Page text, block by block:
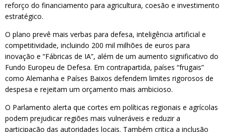
reforço do financiamento para agricultura, coesão e investimento
estratégico.
O plano prevê mais verbas para defesa, inteligência artificial e
competitividade, incluindo 200 mil milhões de euros para
inovação e “Fábricas de IA”, além de um aumento significativo do
Fundo Europeu de Defesa. Em contrapartida, países “frugais”
como Alemanha e Países Baixos defendem limites rigorosos de
despesa e rejeitam um orçamento mais ambicioso.
O Parlamento alerta que cortes em políticas regionais e agrícolas
podem prejudicar regiões mais vulneráveis e reduzir a
participação das autoridades locais. Também critica a inclusão